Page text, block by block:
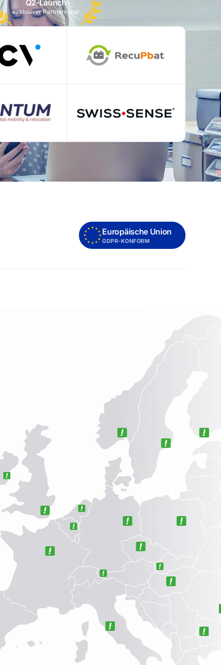
Q2-Launch
exklusiver Partnerkanal
Europäische Union
GDPR-KONFORM